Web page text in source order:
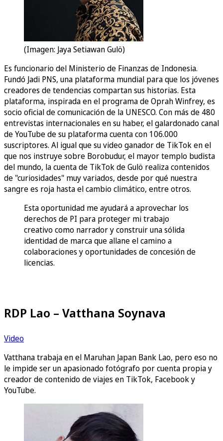
(Imagen: Jaya Setiawan Gulö)
Es funcionario del Ministerio de Finanzas de Indonesia.
Fundó Jadi PNS, una plataforma mundial para que los jóvenes
creadores de tendencias compartan sus historias. Esta
plataforma, inspirada en el programa de Oprah Winfrey, es
socio oficial de comunicación de la UNESCO. Con más de 480
entrevistas internacionales en su haber, el galardonado canal
de YouTube de su plataforma cuenta con 106.000
suscriptores. Al igual que su video ganador de TikTok en el
que nos instruye sobre Borobudur, el mayor templo budista
del mundo, la cuenta de TikTok de Gulö realiza contenidos
de "curiosidades" muy variados, desde por qué nuestra
sangre es roja hasta el cambio climático, entre otros.
Esta oportunidad me ayudará a aprovechar los
derechos de PI para proteger mi trabajo
creativo como narrador y construir una sólida
identidad de marca que allane el camino a
colaboraciones y oportunidades de concesión de
licencias.
RDP Lao – Vatthana Soynava
Video
Vatthana trabaja en el Maruhan Japan Bank Lao, pero eso no
le impide ser un apasionado fotógrafo por cuenta propia y
creador de contenido de viajes en TikTok, Facebook y
YouTube.